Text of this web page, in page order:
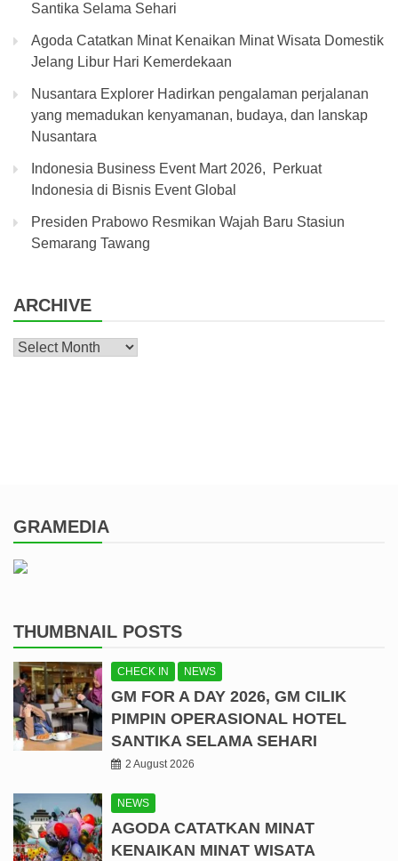
Santika Selama Sehari
Agoda Catatkan Minat Kenaikan Minat Wisata Domestik
Jelang Libur Hari Kemerdekaan
Nusantara Explorer Hadirkan pengalaman perjalanan
yang memadukan kenyamanan, budaya, dan lanskap
Nusantara
Indonesia Business Event Mart 2026, Perkuat
Indonesia di Bisnis Event Global
Presiden Prabowo Resmikan Wajah Baru Stasiun
Semarang Tawang
ARCHIVE
Archive
GRAMEDIA
THUMBNAIL POSTS
CHECK IN NEWS
GM FOR A DAY 2026, GM CILIK
PIMPIN OPERASIONAL HOTEL
SANTIKA SELAMA SEHARI
2 August 2026
NEWS
AGODA CATATKAN MINAT
KENAIKAN MINAT WISATA